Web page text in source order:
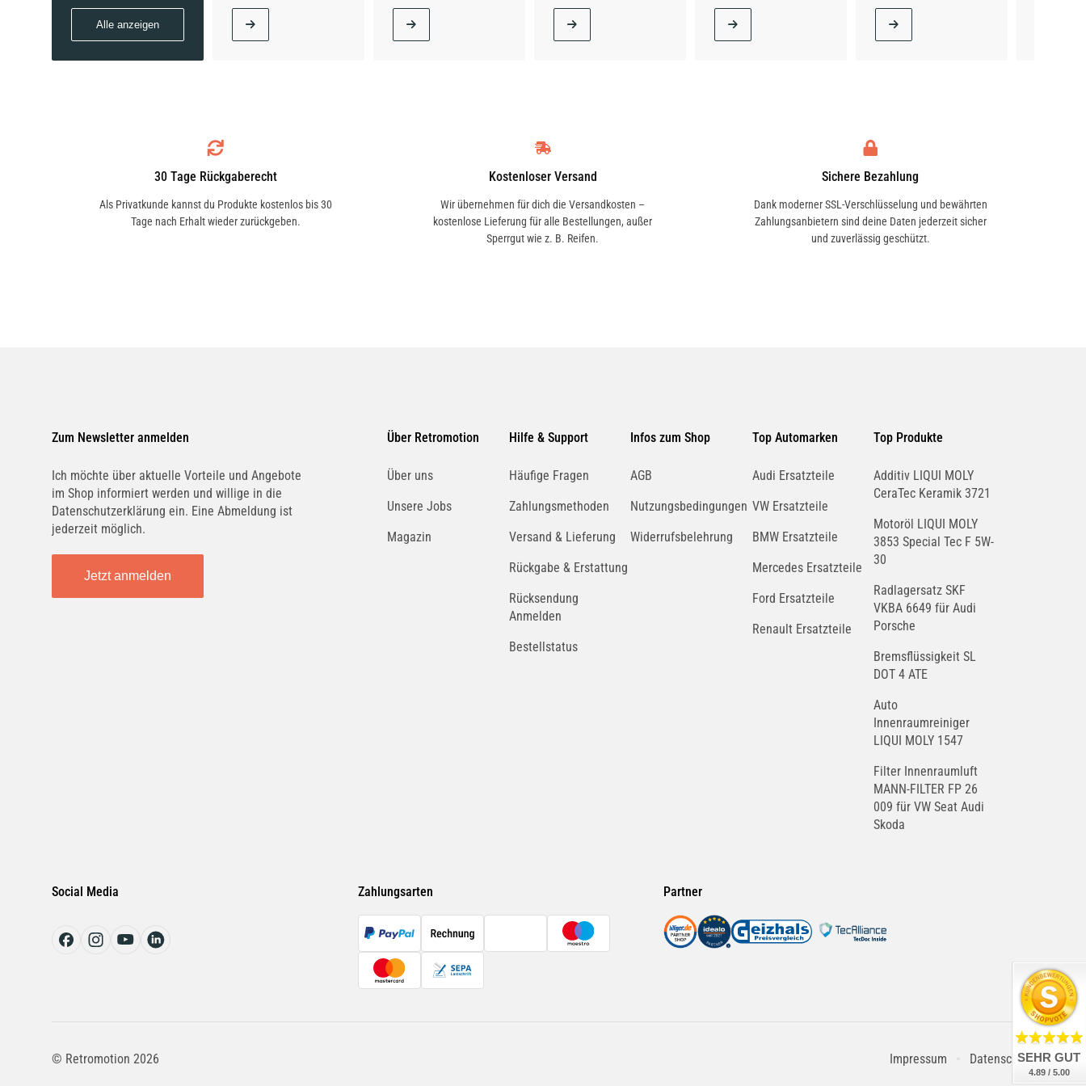
Alle anzeigen
30 Tage Rückgaberecht
Als Privatkunde kannst du Produkte kostenlos bis 30
Tage nach Erhalt wieder zurückgeben.
Kostenloser Versand
Wir übernehmen für dich die Versandkosten –
kostenlose Lieferung für alle Bestellungen, außer
Sperrgut wie z. B. Reifen.
Sichere Bezahlung
Dank moderner SSL-Verschlüsselung und bewährten
Zahlungsanbietern sind deine Daten jederzeit sicher
und zuverlässig geschützt.
Zum Newsletter anmelden
Ich möchte über aktuelle Vorteile und Angebote
im Shop informiert werden und willige in die
Datenschutzerklärung ein. Eine Abmeldung ist
jederzeit möglich.
Jetzt anmelden
Über Retromotion
Über uns
Unsere Jobs
Magazin
Hilfe & Support
Häufige Fragen
Zahlungsmethoden
Versand & Lieferung
Rückgabe & Erstattung
Rücksendung
Anmelden
Bestellstatus
Infos zum Shop
AGB
Nutzungsbedingungen
Widerrufsbelehrung
Top Automarken
Audi Ersatzteile
VW Ersatzteile
BMW Ersatzteile
Mercedes Ersatzteile
Ford Ersatzteile
Renault Ersatzteile
Top Produkte
Additiv LIQUI MOLY
CeraTec Keramik 3721
Motoröl LIQUI MOLY
3853 Special Tec F 5W-
30
Radlagersatz SKF
VKBA 6649 für Audi
Porsche
Bremsflüssigkeit SL
DOT 4 ATE
Auto
Innenraumreiniger
LIQUI MOLY 1547
Filter Innenraumluft
MANN-FILTER FP 26
009 für VW Seat Audi
Skoda
Social Media Zahlungsarten Partner
© Retromotion 2026 Impressum DatenschutzSEHR GUT
4.89 / 5.00